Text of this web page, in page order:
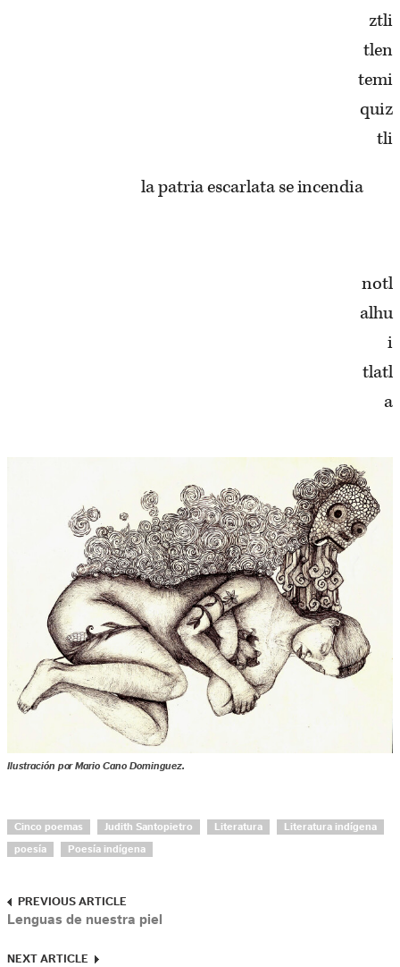
ztli
tlen
temi
quiz
tli
la patria escarlata se incendia
notl
alhu
i
tlatl
a
Ilustración por Mario Cano Dominguez.
Cinco poemas Judith Santopietro Literatura Literatura indígena
poesía Poesía indígena
PREVIOUS ARTICLE
Lenguas de nuestra piel
NEXT ARTICLE